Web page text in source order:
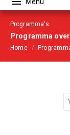
Programma's
Programma
Home